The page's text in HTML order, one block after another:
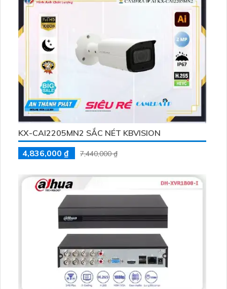
KX-CAI2205MN2 SẮC NÉT KBVISION
4,836,000 ₫
7,440,000 ₫